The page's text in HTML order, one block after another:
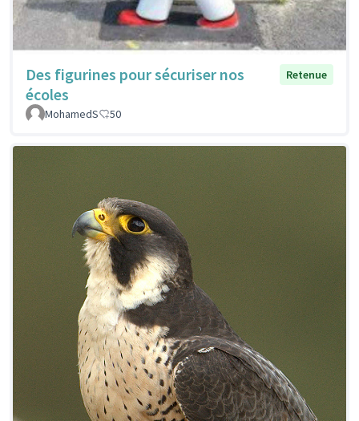
Des figurines pour sécuriser nos
écoles
Retenue
MohamedS 50